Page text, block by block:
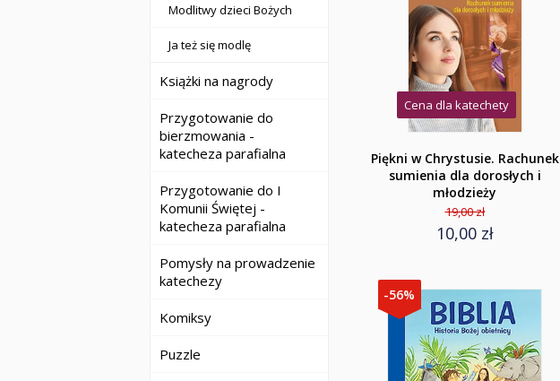
Modlitwy dzieci Bożych
Ja też się modlę
Książki na nagrody
Przygotowanie do
bierzmowania -
katecheza parafialna
Przygotowanie do I
Komunii Świętej -
katecheza parafialna
Pomysły na prowadzenie
katechezy
Komiksy
Puzzle
Cena dla katechety
Piękni w Chrystusie. Rachunek
sumienia dla dorosłych i
młodzieży
19,00 zł
10,00 zł
-56%